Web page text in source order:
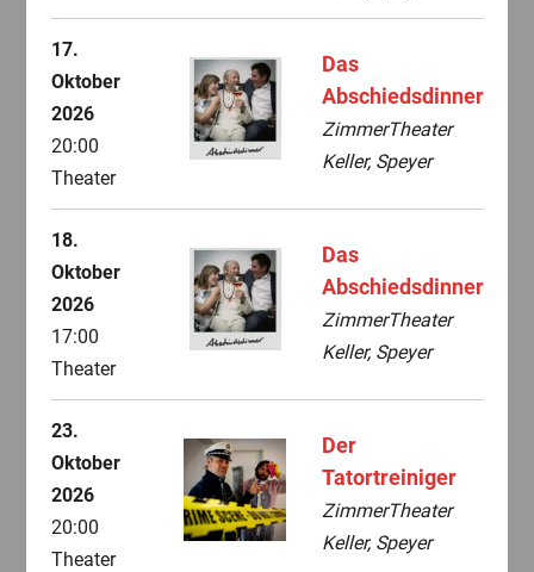
17.
Oktober
2026
20:00
Theater
Das
Abschiedsdinner
ZimmerTheater
Keller, Speyer
18.
Oktober
2026
17:00
Theater
Das
Abschiedsdinner
ZimmerTheater
Keller, Speyer
23.
Oktober
2026
20:00
Theater
Der
Tatortreiniger
ZimmerTheater
Keller, Speyer